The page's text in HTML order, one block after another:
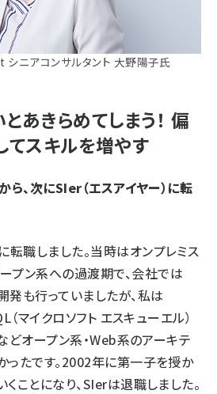
ニアコンサルタント 大野陽子氏
あきらめてしまう！ 偏
スキルを増やす
ら、次にSIer（エスアイヤー）に転
転職しました。当時はオンプレミス
プン系への過渡期で、会社では
発も行っていましたが、私は
（マイクロソフト エスキューエル）
どオープン系・Web系のアーキテ
ったです。2002年に第一子を授か
ことになり、SIerは退職しました。